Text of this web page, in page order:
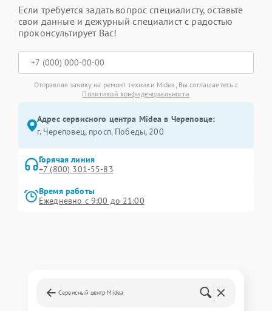
Если требуется задать вопрос специалисту, оставьте
свои данные и дежурный специалист с радостью
проконсультирует Вас!
Отправляя заявку на ремонт техники Midea, Вы соглашаетесь с
Политикой конфиденциальности
Адрес сервисного центра Midea в Череповце:
г. Череповец, просп. Победы, 200
Горячая линия
+7 (800) 301-55-83
Время работы
Ежедневно с 9:00 до 21:00
Сервисный центр Midea